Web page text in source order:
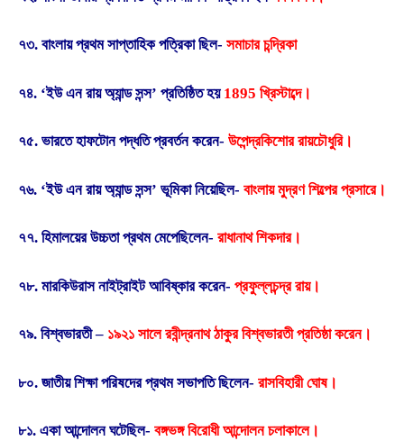
৭৩. বাংলায় প্রথম সাপ্তাহিক পত্রিকা ছিল- সমাচার চন্দ্রিকা
৭৪. ‘ইউ এন রায় অ্যান্ড সন্স’ প্রতিষ্ঠিত হয় 1895 খ্রিস্টাব্দে।
৭৫. ভারতে হাফটোন পদ্ধতি প্রবর্তন করেন- উপেন্দ্রকিশোর রায়চৌধুরি।
৭৬. ‘ইউ এন রায় অ্যান্ড সন্স’ ভূমিকা নিয়েছিল- বাংলায় মুদ্রণ শিল্পের প্রসারে।
৭৭. হিমালয়ের উচ্চতা প্রথম মেপেছিলেন- রাধানাথ শিকদার।
৭৮. মারকিউরাস নাইট্রাইট আবিষ্কার করেন- প্রফুল্লচন্দ্র রায়।
৭৯. বিশ্বভারতী – ১৯২১ সালে রবীন্দ্রনাথ ঠাকুর বিশ্বভারতী প্রতিষ্ঠা করেন।
৮০. জাতীয় শিক্ষা পরিষদের প্রথম সভাপতি ছিলেন- রাসবিহারী ঘোষ।
৮১. একা আন্দোলন ঘটেছিল- বঙ্গভঙ্গ বিরোধী আন্দোলন চলাকালে।